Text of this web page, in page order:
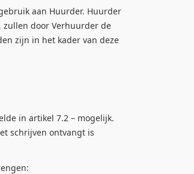
aan Huurder. Huurder
door Verhuurder de
zijn in het kader van deze
in artikel 7.2 – mogelijk.
schrijven ontvangt is